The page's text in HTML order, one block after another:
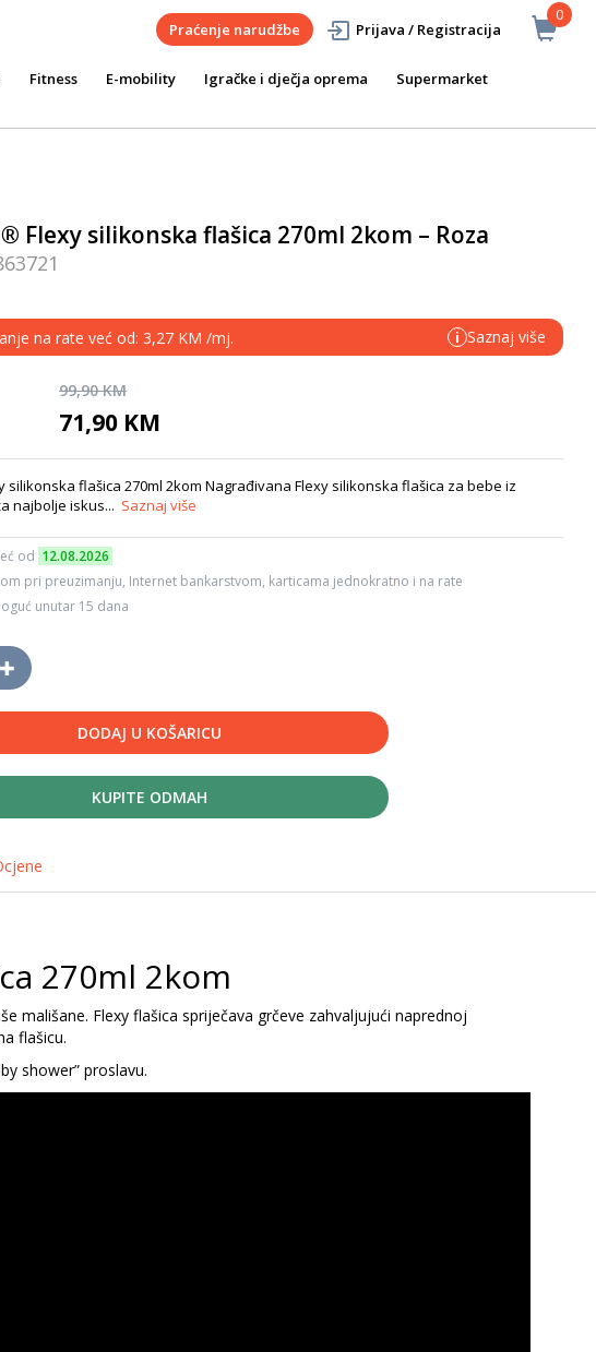
0
Praćenje narudžbe Prijava / Registracija
Fitness E-mobility Igračke i dječja oprema
Supermarket
Flexy silikonska flašica 270ml 2kom – Roza
na rate već od: 3,27 KM /mj. i Saznaj više
99,90 KM
71,90 KM
flašica 270ml 2kom Nagrađivana Flexy silikonska flašica za bebe iz
najbolje iskus... Saznaj više
od 12.08.2026
pri preuzimanju, Internet bankarstvom, karticama jednokratno i na rate
unutar 15 dana
DODAJ U KOŠARICU
KUPITE ODMAH
270ml 2kom
mališane. Flexy flašica spriječava grčeve zahvaljujući naprednoj
flašicu.
shower” proslavu.